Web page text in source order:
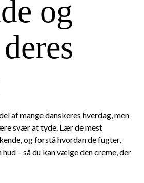
og
af mange danskeres hverdag, men
svær at tyde. Lær de mest
og forstå hvordan de fugter,
– så du kan vælge den creme, der